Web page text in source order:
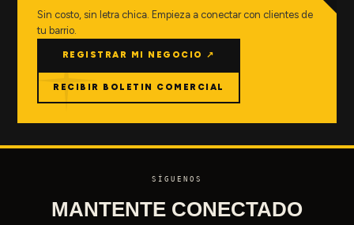
Sin costo, sin letra chica. Empieza a conectar con clientes de
tu barrio.
REGISTRAR MI NEGOCIO ↗
RECIBIR BOLETIN COMERCIAL
SÍGUENOS
MANTENTE CONECTADO